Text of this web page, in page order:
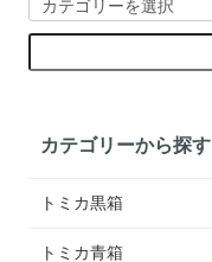
カテゴリーから探す
トミカ黒箱
トミカ青箱